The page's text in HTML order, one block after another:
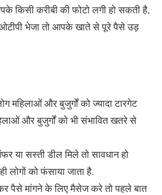
किसी करीबी की फोटो लगी हो सकती है,
भेजा तो आपके खाते से पूरे पैसे उड़
महिलाओं और बुजुर्गों को ज्यादा टारगेट
और बुजुर्गों को भी संभावित खतरे से
या सस्ती डील मिले तो सावधान हो
लोगों को फंसाया जाता है.
पैसे मांगने के लिए मैसेज करे तो पहले बात